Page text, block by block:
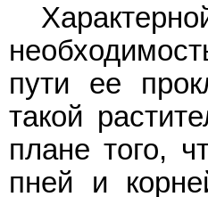
пути ее
такой
плане того,
пней и